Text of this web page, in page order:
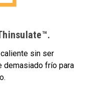
sin ser
demasiado frío para